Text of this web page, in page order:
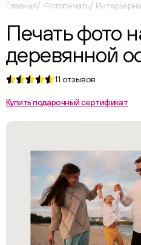
Главная Фотопечать
Печать фото
деревянной
11 отзывов
Купить подарочный сертификат